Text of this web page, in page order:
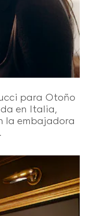
para Otoño
en Italia,
la embajadora